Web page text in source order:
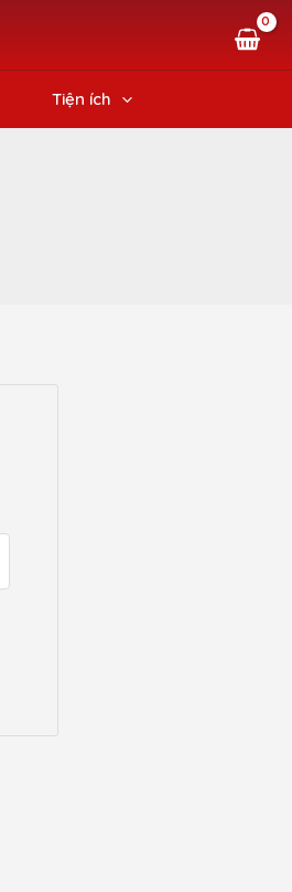
Tiện ích